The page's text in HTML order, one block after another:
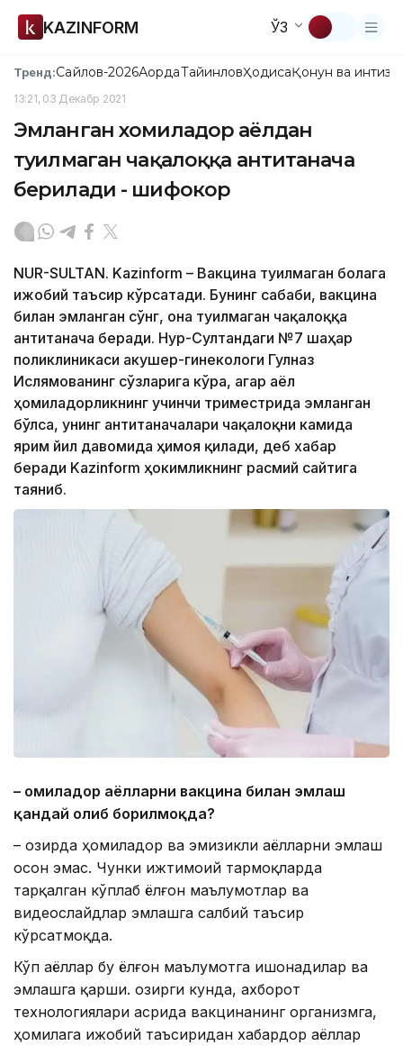
KAZINFORM ЎЗ
Тренд:Сайлов-2026АқордаТайинловҲодисаҚонун ва
13:21, 03 Декабр 2021
Эмланган хомиладор аёлдан
туғилмаган чақалоққа антитанача
берилади - шифокор
NUR-SULTAN. Kazinform – Вакцина туғилмаган болага
ижобий таъсир кўрсатади. Бунинг сабаби, вакцина
билан эмланган сўнг, она туғилмаган чақалоққа
антитанача беради. Нур-Султандаги №7 шаҳар
поликлиникаси акушер-гинекологи Гулназ
Ислямованинг сўзларига кўра, агар аёл
ҳомиладорликнинг учинчи триместрида эмланган
бўлса, унинг антитаначалари чақалоқни камида
ярим йил давомида ҳимоя қилади, деб хабар
беради Kazinform ҳокимликнинг расмий сайтига
таяниб.
– Ҳомиладор аёлларни вакцина билан эмлаш
қандай олиб борилмоқда?
– Ҳозирда ҳомиладор ва эмизикли аёлларни эмлаш
осон эмас. Чунки ижтимоий тармоқларда
тарқалган кўплаб ёлғон маълумотлар ва
видеослайдлар эмлашга салбий таъсир
кўрсатмоқда.
Кўп аёллар бу ёлғон маълумотга ишонадилар ва
эмлашга қарши. Ҳозирги кунда, ахборот
технологиялари асрида вакцинанинг организмга,
ҳомилага ижобий таъсиридан хабардор аёллар